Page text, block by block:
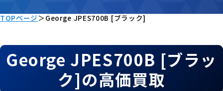
TOPページ＞ George JPES700B [ブラック]
George JPES700B [ブラッ
ク]の高価買取